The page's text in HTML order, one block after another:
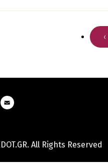
All Rights Reserved